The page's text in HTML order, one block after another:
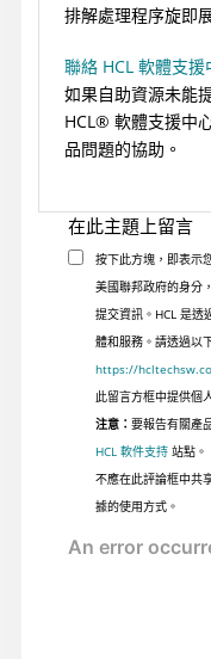
排解處理程序旋即
聯絡 HCL 軟體支援
如果自助資源未能
HCL® 軟體支援中
品問題的協助。
在此主題上留言
按下此方塊，即表示
美國聯邦政府的身分
提交資訊。HCL 是透
體和服務。請透過以
https://
此留言方框中提供個
注意： 要報告有關產
HCL 軟件支持站點。
不應在此評論框中共
據的使用方式。